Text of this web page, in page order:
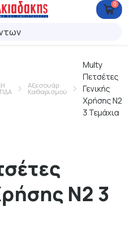
0
Αξεσουάρ
Καθαρισμού
Multy
Πετσέτες
Γενικής
Χρήσης Ν2
3 Τεμάχια
Ν2 3